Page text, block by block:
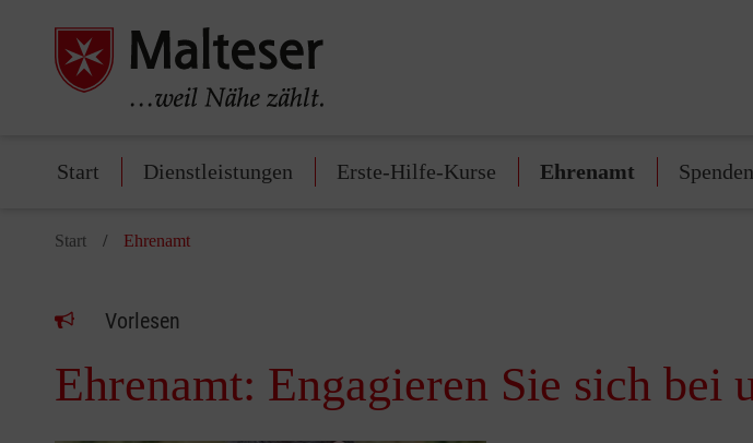
Start Dienstleistungen Erste-Hilfe-Kurse Ehrenamt Spenden
Start Ehrenamt
Vorlesen
Ehrenamt: Engagieren Sie sich bei